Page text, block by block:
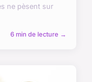
ne pèsent sur
6 min de lecture →